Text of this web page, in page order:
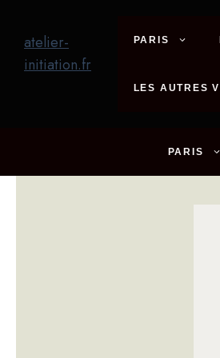
contenu
atelier-
initiation.fr
PARIS
LES AUTRES
PARIS